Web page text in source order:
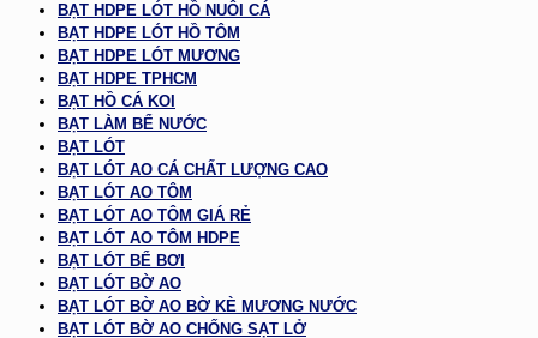
BẠT HDPE LÓT HỒ NUÔI CÁ
BẠT HDPE LÓT HỒ TÔM
BẠT HDPE LÓT MƯƠNG
BẠT HDPE TPHCM
BẠT HỒ CÁ KOI
BẠT LÀM BỂ NƯỚC
BẠT LÓT
BẠT LÓT AO CÁ CHẤT LƯỢNG CAO
BẠT LÓT AO TÔM
BẠT LÓT AO TÔM GIÁ RẺ
BẠT LÓT AO TÔM HDPE
BẠT LÓT BỂ BƠI
BẠT LÓT BỜ AO
BẠT LÓT BỜ AO BỜ KÈ MƯƠNG NƯỚC
BẠT LÓT BỜ AO CHỐNG SẠT LỞ